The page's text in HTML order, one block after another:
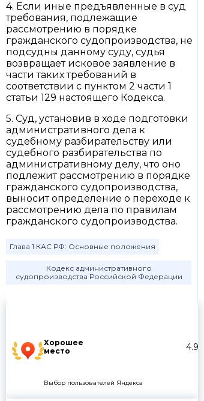
Хорошее
место
4.9
Выбор пользователей Яндекса
4. Если иные предъявленные в суд
требования, подлежащие
рассмотрению в порядке
гражданского судопроизводства, не
подсудны данному суду, судья
возвращает исковое заявление в
части таких требований в
соответствии с пунктом 2 части 1
статьи 129 настоящего Кодекса.
5. Суд, установив в ходе подготовки
административного дела к
судебному разбирательству или
судебного разбирательства по
административному делу, что оно
подлежит рассмотрению в порядке
гражданского судопроизводства,
выносит определение о переходе к
рассмотрению дела по правилам
гражданского судопроизводства.
Глава 1 КАС РФ: Основные положения
Кодекс административного
судопроизводства Российской Федерации